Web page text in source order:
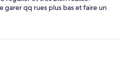
garer qq rues plus bas et faire un
côte jusqu'à l'hôtel. attention
: bruit des discothèques en